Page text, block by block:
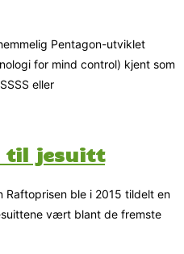
Pentagon-utviklet
for mind control) kjent som
eller
til jesuitt
Raftoprisen ble i 2015 tildelt en
vært blant de fremste